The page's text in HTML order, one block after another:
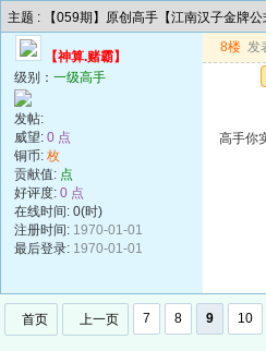
主题 : 【059期】原创高手【江南汉子金牌
【神算.赌霸】
级别： 一级高手
发帖:
威望: 0 点
铜币: 枚
贡献值: 点
好评度: 0 点
在线时间: 0(时)
注册时间: 1970-01-01
最后登录: 1970-01-01
8楼 发
高手你
首页 上一页 7 8 9 10